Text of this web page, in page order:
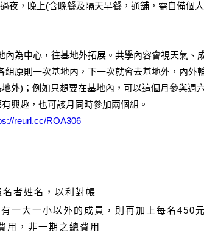
夜，晚上(含晚餐及隔天早餐，通舖，需自備個
為中心，往基地外拓展。 共學內容會視天氣、
組原則一次基地內，下一次就會去基地外，內外
外)；例如只想要在基地內，可以這個月參與週
興趣，也可該月同時參加兩個組。
reurl.cc/ROA306
者姓名，以利對帳
一大一小以外的成員，則再加上每名450元
用，非一期之總費用